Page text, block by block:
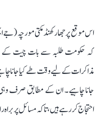
اس موقع پر جھارکھنڈ مکتی مورچہ (جے
کہ حکومت طلبہ سے بات چیت کے
مذاکرات کے لیے وقت طے کیا جانا
جانا چاہیے۔ ان کے مطابق صرف
احتجاج کر رہے ہیں، تاکہ مسائل پر